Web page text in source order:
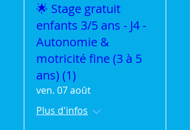
🌟 Stage gratuit
enfants 3/5 ans - J4 -
Autonomie &
motricité fine (3 à 5
ans) (1)
ven. 07 août
Plus d'infos